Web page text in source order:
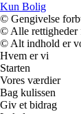
Kun Bolig
© Gengivelse
© Alle rettigheder
© Alt indhold er
Hvem er vi
Starten
Vores værdier
Bag kulissen
Giv et bidrag